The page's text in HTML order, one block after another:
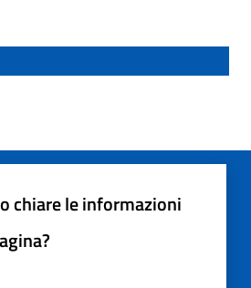
chiare le informazioni